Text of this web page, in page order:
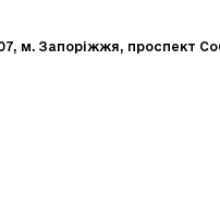
м. Запоріжжя, проспект